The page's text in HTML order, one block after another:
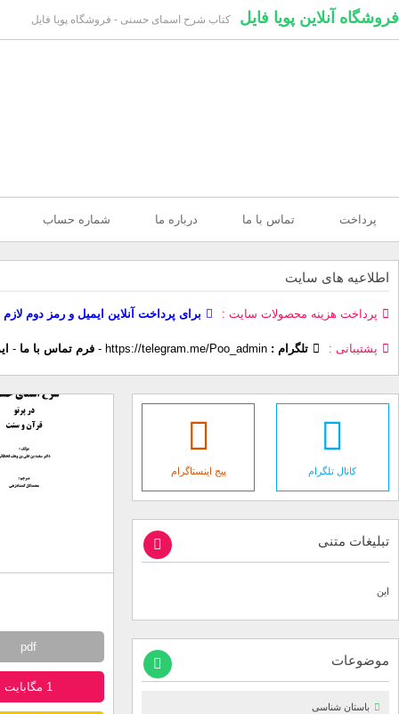
فروشگاه آنلاین پویا فایل کتاب شرح اسمای حسنی - فروشگاه پویا فایل
پرداخت تماس با ما درباره ما شماره حساب
اطلاعیه های سایت
پرداخت هزینه محصولات سایت برای پرداخت آنلاین ایمیل و رمز دوم
پشتیبانی تلگرام : https://telegram.me/Poo_admin
- فرم تماس با ما -
pdf
1 مگابایت
کانال تلگرام پیج اینستاگرام
تبلیغات متنی
این
موضوعات
باستان شناسی